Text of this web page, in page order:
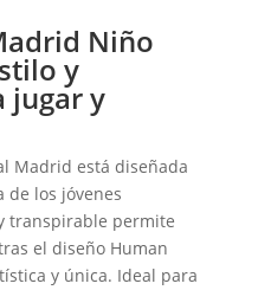
Niño
y
jugar y
Madrid está diseñada
de los jóvenes
transpirable permite
el diseño Human
y única. Ideal para